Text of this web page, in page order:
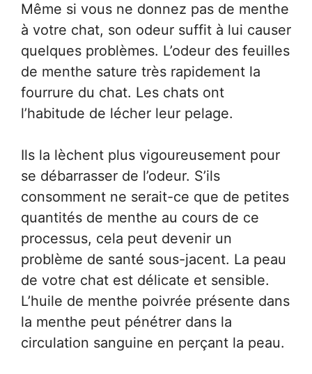
Même si vous ne donnez pas de menthe
à votre chat, son odeur suffit à lui causer
quelques problèmes. L’odeur des feuilles
de menthe sature très rapidement la
fourrure du chat. Les chats ont
l’habitude de lécher leur pelage.
Ils la lèchent plus vigoureusement pour
se débarrasser de l’odeur. S’ils
consomment ne serait-ce que de petites
quantités de menthe au cours de ce
processus, cela peut devenir un
problème de santé sous-jacent. La peau
de votre chat est délicate et sensible.
L’huile de menthe poivrée présente dans
la menthe peut pénétrer dans la
circulation sanguine en perçant la peau.